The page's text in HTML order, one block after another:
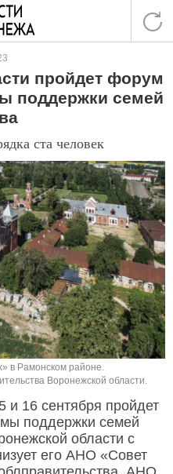
пройдет форум
поддержки семей
ста человек
в Рамонском районе.
Воронежской области.
и 16 сентября пройдет
поддержки семей
области с
его АНО «Совет